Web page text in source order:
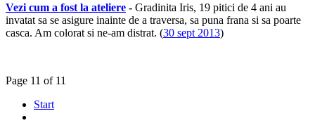
Vezi cum a fost la ateliere - Gradinita Iris, 19 pitici de 4 ani au
invatat sa se asigure inainte de a traversa, sa puna frana si sa poarte
casca. Am colorat si ne-am distrat. (30 sept 2013)
Page 11 of 11
Start